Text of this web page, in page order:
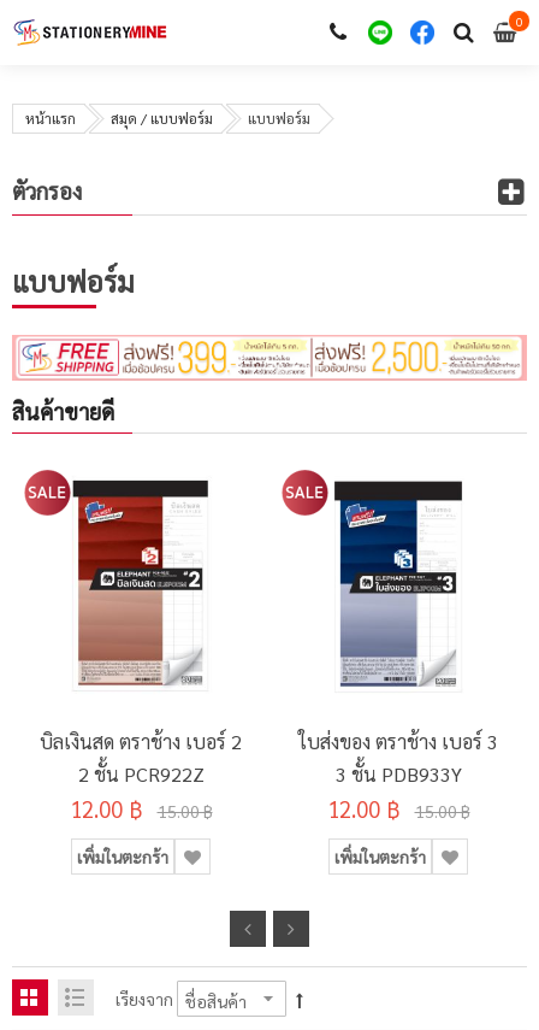
00
หน้าแรก สมุด / แบบฟอร์ม แบบฟอร์ม
แบบฟอร์ม
สินค้าขายดี
บิลเงินสด ตราช้าง เบอร์ 2
2 ชั้น PCR922Z
12.00 ฿ 15.00 ฿
เพิ่มในตะกร้า
ใบส่งของ ตราช้าง เบอร์ 3
3 ชั้น PDB933Y
12.00 ฿ 15.00 ฿
เพิ่มในตะกร้า
เรียงจาก
ตัวกรอง